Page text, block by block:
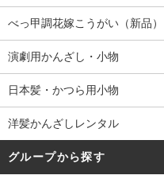
べっ甲調花嫁こうがい（新品）
演劇用かんざし・小物
日本髪・かつら用小物
洋髪かんざしレンタル
グループから探す